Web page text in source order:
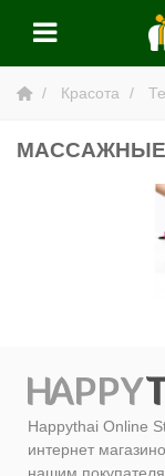
Красота
Happythai Online
интернет